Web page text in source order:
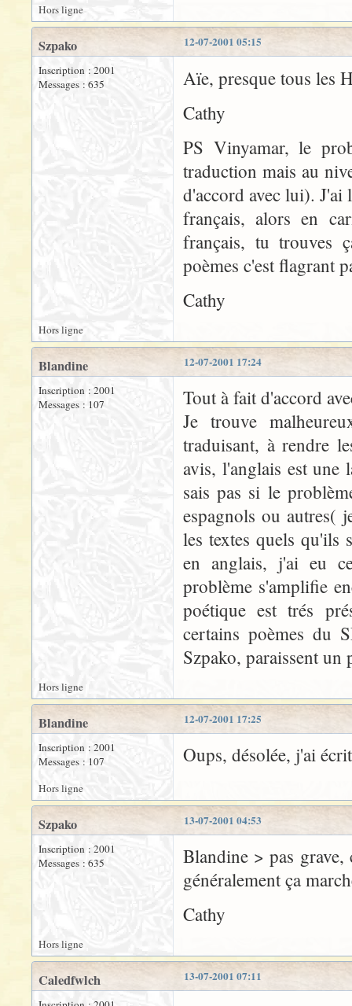
Hors ligne
12-07-2001 05:15
Szpako
Inscription : 2001
Messages : 635
Aïe, presque tous les
Cathy
PS Vinyamar, le
traduction mais au
d'accord avec lui). J'ai
français, alors en
français, tu trouves
poèmes c'est flagrant
Cathy
Hors ligne
12-07-2001 17:24
Blandine
Inscription : 2001
Messages : 107
Tout à fait d'accord
Je trouve
traduisant, à rendre
avis, l'anglais est une
sais pas si le
espagnols ou autres(
les textes quels qu'ils
en anglais, j'ai eu
problème s'amplifie
poétique est trés
certains poèmes du
Szpako, paraissent
Hors ligne
12-07-2001 17:25
Blandine
Inscription : 2001
Messages : 107
Oups, désolée, j'ai
Hors ligne
13-07-2001 04:53
Szpako
Inscription : 2001
Messages : 635
Blandine > pas
généralement ça
Cathy
Hors ligne
13-07-2001 07:11
Caledfwlch